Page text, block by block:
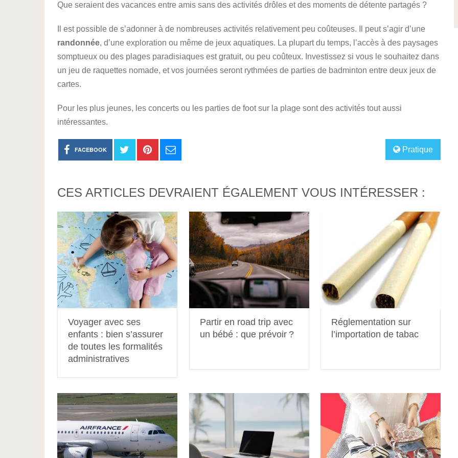
Que seraient des vacances entre amis sans des activités drôles et des moments de détente partagés ?
Il est possible de s’adonner à de nombreuses activités relativement peu coûteuses. Il peut s’agir d’une
randonnée, d’une exploration ou même de jeux aquatiques. La plupart du temps, l’accès à des paysages
somptueux ou des plages paradisiaques est gratuit, ou peu coûteux. Investissez si vous le souhaitez dans
un jeu de raquettes nomade, et vos journées seront rythmées de parties de badminton entre deux jeux de
cartes.
Pour les plus jeunes, les concerts ou les parties de foot sur la plage sont des activités tout aussi
intéressantes.
Pratique
FACEBOOK
CES ARTICLES DEVRAIENT ÉGALEMENT VOUS INTÉRESSER :
Voyager avec ses
enfants : bien s’assurer
de toutes les formalités
administratives
Partir en road trip avec
un bébé : que prévoir ?
Réglementation sur
l’importation de tabac